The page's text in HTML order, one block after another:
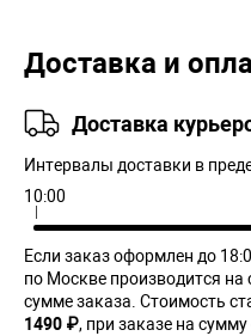
Доставка и
Доставка
Интервалы доставки в
10:00
Если заказ оформлен до
по Москве производится
сумме заказа. Cтоимость
1490 ₽, при заказе на